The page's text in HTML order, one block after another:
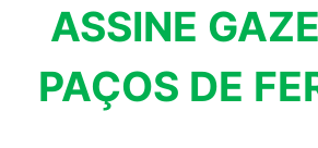
ASSINE
PAÇOS DE